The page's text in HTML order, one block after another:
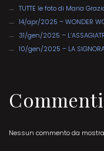
TUTTE le foto di Maria
14/apr/2025 – WONDER
31/gen/2025 –
10/gen/2025 – LA
Nessun commento da